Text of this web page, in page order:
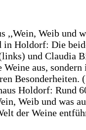
,,Wein, Weib und
in Holdorf: Die
und Claudia
Weine aus,
Besonderheiten.
Holdorf: Rund
Weib und was
der Weine